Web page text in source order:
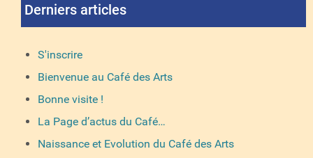
Derniers articles
S'inscrire
Bienvenue au Café des Arts
Bonne visite !
La Page d’actus du Café…
Naissance et Evolution du Café des Arts